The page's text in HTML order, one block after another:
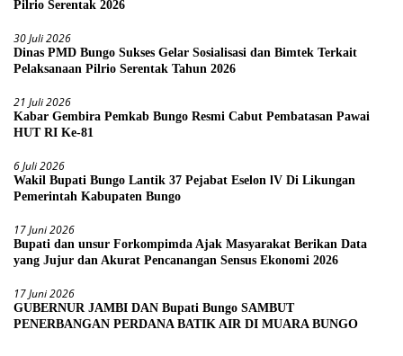
Pilrio Serentak 2026
30 Juli 2026
Dinas PMD Bungo Sukses Gelar Sosialisasi dan Bimtek Terkait
Pelaksanaan Pilrio Serentak Tahun 2026
21 Juli 2026
Kabar Gembira Pemkab Bungo Resmi Cabut Pembatasan Pawai
HUT RI Ke-81
6 Juli 2026
Wakil Bupati Bungo Lantik 37 Pejabat Eselon lV Di Likungan
Pemerintah Kabupaten Bungo
17 Juni 2026
Bupati dan unsur Forkompimda Ajak Masyarakat Berikan Data
yang Jujur dan Akurat Pencanangan Sensus Ekonomi 2026
17 Juni 2026
GUBERNUR JAMBI DAN Bupati Bungo SAMBUT
PENERBANGAN PERDANA BATIK AIR DI MUARA BUNGO